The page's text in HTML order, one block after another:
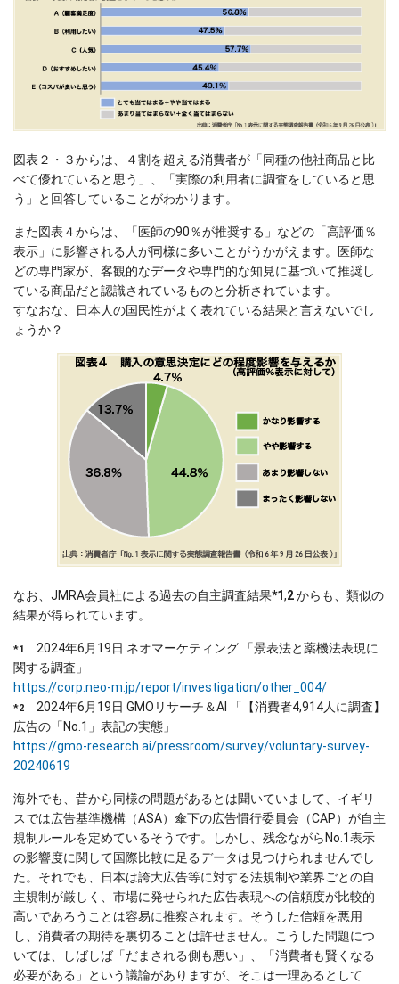
図表２・３からは、４割を超える消費者が「同種の他社商品と比
べて優れていると思う」、「実際の利用者に調査をしていると思
う」と回答していることがわかります。
また図表４からは、「医師の90％が推奨する」などの「高評価％
表示」に影響される人が同様に多いことがうかがえます。医師な
どの専門家が、客観的なデータや専門的な知見に基づいて推奨し
ている商品だと認識されているものと分析されています。
すなおな、日本人の国民性がよく表れている結果と言えないでし
ょうか？
なお、JMRA会員社による過去の自主調査結果*1,2からも、類似の
結果が得られています。
*1
2024年6月19日 ネオマーケティング 「景表法と薬機法表現に
関する調査」
https://corp.neo-m.jp/report/investigation/other_004/
*2
2024年6月19日 GMOリサーチ＆AI 「【消費者4,914人に調査】
広告の「No.1」表記の実態」
https://gmo-research.ai/pressroom/survey/voluntary-survey-
20240619
海外でも、昔から同様の問題があるとは聞いていまして、イギリ
スでは広告基準機構（ASA）傘下の広告慣行委員会（CAP）が自主
規制ルールを定めているそうです。しかし、残念ながらNo.1表示
の影響度に関して国際比較に足るデータは見つけられませんでし
た。それでも、日本は誇大広告等に対する法規制や業界ごとの自
主規制が厳しく、市場に発せられた広告表現への信頼度が比較的
高いであろうことは容易に推察されます。そうした信頼を悪用
し、消費者の期待を裏切ることは許せません。こうした問題につ
いては、しばしば「だまされる側も悪い」、「消費者も賢くなる
必要がある」という議論がありますが、そこは一理あるとして